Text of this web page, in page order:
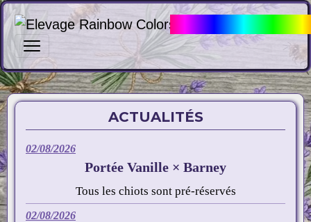
ACTUALITÉS
02/08/2026
Portée Vanille × Barney
Tous les chiots sont pré-réservés
02/08/2026